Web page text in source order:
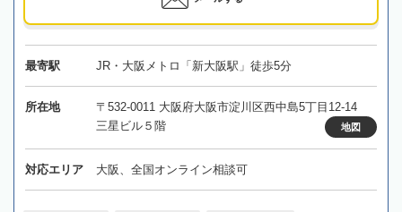
最寄駅 JR・大阪メトロ「新大阪駅」徒歩5分
所在地
〒532-0011 大阪府大阪市淀川区西中島5丁目12-14
三星ビル５階
地図
対応エリア 大阪、全国オンライン相談可